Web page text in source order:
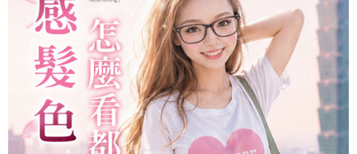
※ 交易是否成功請以「AFTEE先享後付 」之結帳頁面顯示為準，若有關於
是否繳費成功／繳費後需取消欲退款等相關疑問，請聯繫「AFTEE先享後付
客戶支援中心」
https://netprotections.freshdesk.com/support/home
【注意事項】
１．透過由恩沛科技股份有限公司提供之「AFTEE先享後付」服務完成之交
易，需依本服務之必要範圍內提供個人資料，並將交易相關給付款項請求債
權轉讓予恩沛科技股份有限公司。
２．關於個人資料處理事宜，請瀏覽以下網址：
https://aftee.tw/terms/#terms3
３．未成年的使用者請事先徵得法定代理人或監護人之同意方可使用
萊爾富付款取貨
每筆NT$80，滿NT$699(含以上)免運費
7-11取貨付款
每筆NT$80，滿NT$699(含以上)免運費
付款後7-11取貨
每筆NT$80，滿NT$699(含以上)免運費